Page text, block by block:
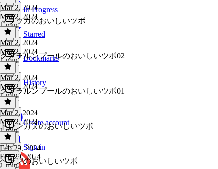
In Progress
Starred
Bookmarks
History
Create account
Sign in
Mar 2, 2024
Mar 2, 2024
1 min
マラッカのおいしいツボ
Mar 2, 2024
Mar 2, 2024
1 min
クアラルンプールのおいしいツボ02
Mar 2, 2024
Mar 2, 2024
1 min
クアラルンプールのおいしいツボ01
Mar 2, 2024
Mar 2, 2024
1 min
トレンガヌのおいしいツボ
Feb 29, 2024
Feb 29, 2024
1 min
ペナンのおいしいツボ